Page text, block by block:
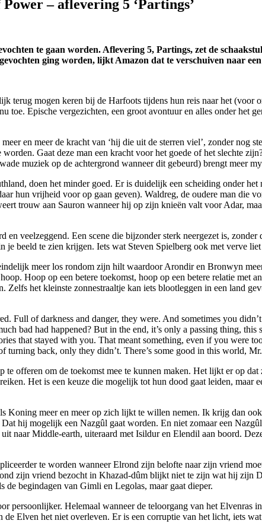
– aflevering 5 ‘Partings’
te gaan worden. Aflevering 5, Partings, zet de
ging worden, lijkt Amazon dat te verschuiven naar
terug mogen keren bij de Harfoots tijdens hun reis naar het (voor
toe. Epische vergezichten, een groot avontuur en alles onder het
en meer de kracht van ‘hij die uit de sterren viel’, zonder nog
Gaat deze man een kracht voor het goede of het slechte
muziek op de achtergrond wanneer dit gebeurd) brengt meer
doen het minder goed. Er is duidelijk een scheiding onder
hun vrijheid voor op gaan geven). Waldreg, de oudere man die
trouw aan Sauron wanneer hij op zijn knieën valt voor Adar,
veelzeggend. Een scene die bijzonder sterk neergezet is,
je beeld te zien krijgen. Iets wat Steven Spielberg ook met verve
meer los rondom zijn hilt waardoor Arondir en Bronwyn
Hoop op een betere toekomst, hoop op een betere relatie met
het kleinste zonnestraaltje kan iets blootleggen in een land
Full of darkness and danger, they were. And sometimes you
bad had happened? But in the end, it’s only a passing thing,
that stayed with you. That meant something, even if you were
turning back, only they didn’t. There’s some good in this world,
offeren om de toekomst mee te kunnen maken. Het lijkt er op
Het is een keuze die mogelijk tot hun dood gaat leiden, maar
Koning meer en meer op zich lijkt te willen nemen. Ik krijg dan
hij mogelijk een Nazgûl gaat worden. En niet zomaar een
naar Middle-earth, uiteraard met Isildur en Elendil aan boord.
te worden wanneer Elrond zijn belofte naar zijn vriend
zijn vriend bezocht in Khazad-dûm blijkt niet te zijn wat hij zijn
de begindagen van Gimli en Legolas, maar gaat dieper.
persoonlijker. Helemaal wanneer de teloorgang van het
Elven het niet overleven. Er is een corruptie van het licht, iets